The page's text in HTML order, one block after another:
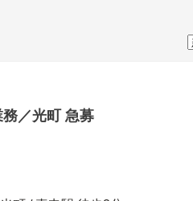
／光町 急募